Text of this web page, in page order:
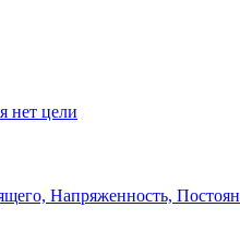
нет цели
Напряженность,